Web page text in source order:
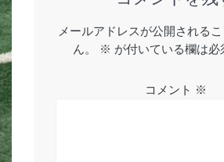
ー
シ
ョ
ン
メールアドレスが公開される
ん。
※ が付いている欄は必
コメント ※